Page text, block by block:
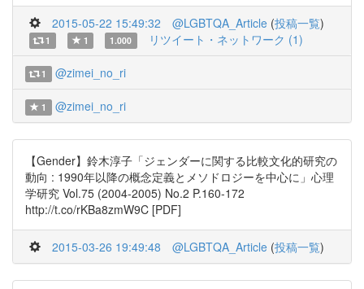
2015-05-22 15:49:32 @LGBTQA_Article (投稿一覧)
1 1 1.000 リツイート・ネットワーク (1)
1 @zimei_no_ri
1 @zimei_no_ri
【Gender】鈴木淳子「ジェンダーに関する比較文化的研究の
動向 : 1990年以降の概念定義とメソドロジーを中心に」心理
学研究 Vol.75 (2004-2005) No.2 P.160-172
http://t.co/rKBa8zmW9C [PDF]
2015-03-26 19:49:48 @LGBTQA_Article (投稿一覧)